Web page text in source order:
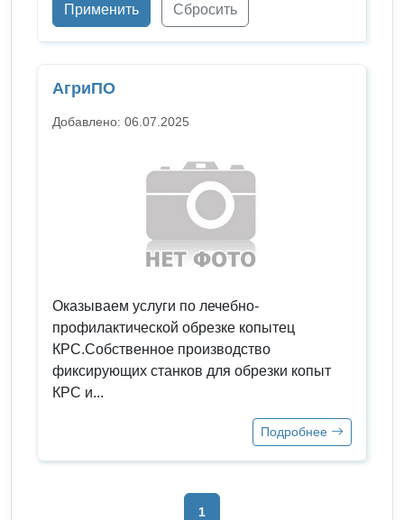
Применить Сбросить
АгриПО
Добавлено: 06.07.2025
Оказываем услуги по лечебно-
профилактической обрезке копытец
КРС.Собственное производство
фиксирующих станков для обрезки копыт
КРС и...
Подробнее
1